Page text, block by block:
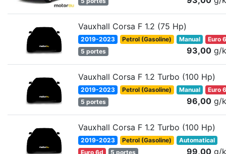
Vauxhall Corsa F 1.2 (75 Hp)
2019-2023 Petrol (Gasoline) Manual
Euro
5 portes
93,00 g/
Vauxhall Corsa F 1.2 Turbo (100 Hp)
2019-2023 Petrol (Gasoline) Manual
Euro
5 portes
96,00 g/
Vauxhall Corsa F 1.2 Turbo (100 Hp)
2019-2023 Petrol (Gasoline)
Automatical
Euro 6d
5 portes 99,00 g/